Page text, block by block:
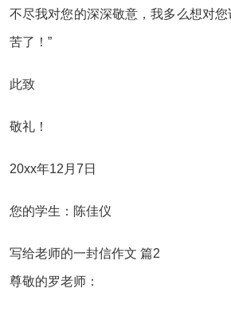
不尽我对您的深深敬意，我多么想对您
苦了！”
此致
敬礼！
20xx年12月7日
您的学生：陈佳仪
写给老师的一封信作文 篇2
尊敬的罗老师：